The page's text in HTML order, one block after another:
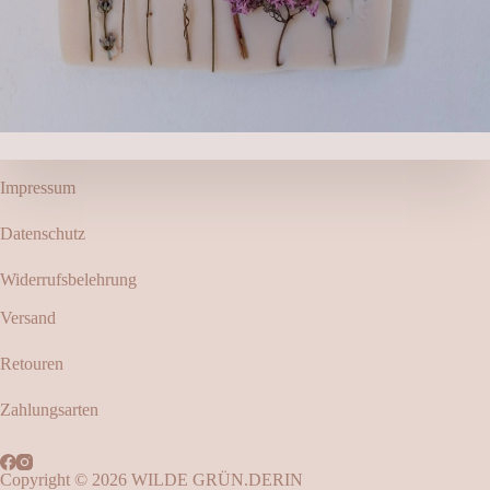
Impressum
Datenschutz
Widerrufsbelehrung
Versand
Retouren
Zahlungsarten
Copyright © 2026 WILDE GRÜN.DERIN